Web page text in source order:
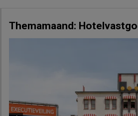
Themamaand: